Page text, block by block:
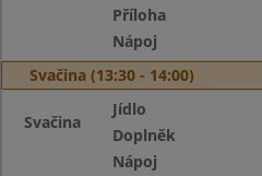
Příloha
Nápoj
Svačina (13:30 - 14:00)
Svačina
Jídlo
Doplněk
Nápoj